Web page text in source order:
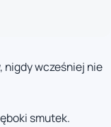
nigdy wcześniej nie
smutek.